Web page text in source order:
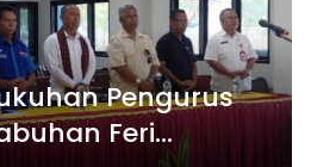
Pengurus
Feri